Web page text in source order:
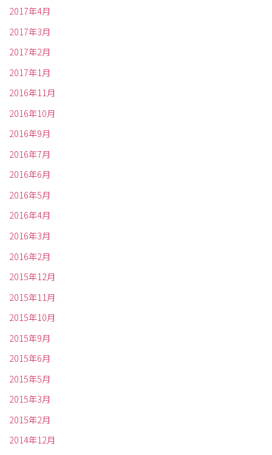
2017年4月
2017年3月
2017年2月
2017年1月
2016年11月
2016年10月
2016年9月
2016年7月
2016年6月
2016年5月
2016年4月
2016年3月
2016年2月
2015年12月
2015年11月
2015年10月
2015年9月
2015年6月
2015年5月
2015年3月
2015年2月
2014年12月